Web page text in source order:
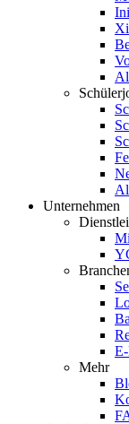
Unternehmen
Mehr